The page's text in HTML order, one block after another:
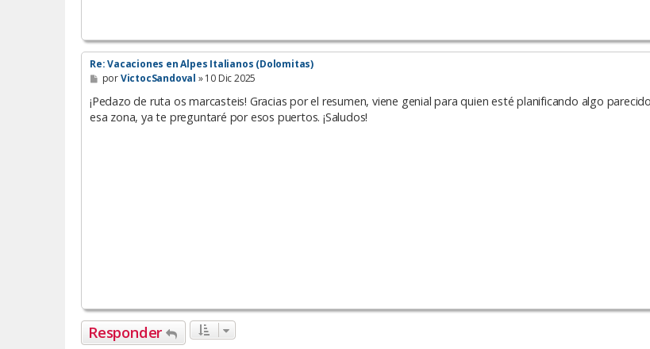
Re: Vacaciones en Alpes Italianos (Dolomitas)
M
e
n
a
porVictocSandoval »10 Dic 2025
¡Pedazo de ruta os marcasteis! Gracias por el resumen, viene genial para quien esté planificando algo
esa zona, ya te preguntaré por esos puertos. ¡Saludos!
Responder